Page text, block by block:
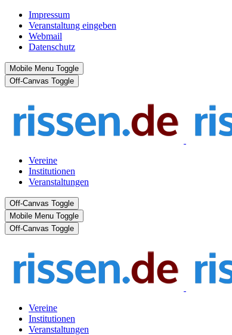
Impressum
Veranstaltung eingeben
Webmail
Datenschutz
Mobile Menu Toggle
Off-Canvas Toggle
Vereine
Institutionen
Veranstaltungen
Off-Canvas Toggle
Mobile Menu Toggle
Off-Canvas Toggle
Vereine
Institutionen
Veranstaltungen